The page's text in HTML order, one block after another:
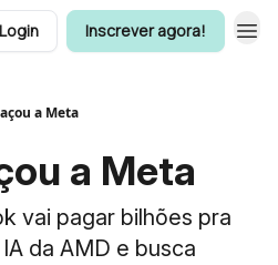
Login Inscrever agora!
a Meta
a Meta
vai pagar bilhões pra
da AMD e busca